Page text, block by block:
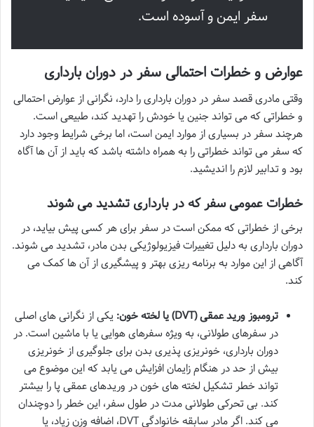
سفر ایمن و آسوده است.
عوارض و خطرات احتمالی سفر در دوران بارداری
وقتی مادری قصد سفر در دوران بارداری را دارد، نگرانی از عوارض احتمالی
و خطراتی که می تواند جنین یا خودش را تهدید کند، طبیعی است.
هرچند سفر در بسیاری از موارد ایمن است، اما برخی شرایط وجود دارد
که سفر می تواند خطراتی را به همراه داشته باشد که باید از آن ها آگاه
بود و تدابیر لازم را اندیشید.
خطرات عمومی سفر که در بارداری تشدید می شوند
برخی از خطراتی که ممکن است در سفر برای هر کسی پیش بیاید، در
دوران بارداری به دلیل تغییرات فیزیولوژیکی بدن مادر، تشدید می شوند.
آگاهی از این موارد به برنامه ریزی بهتر و پیشگیری از آن ها کمک می
کند.
ترومبوز ورید عمقی (DVT) یا لخته خون:
یکی از نگرانی های اصلی
در سفرهای طولانی، به ویژه سفرهای هوایی یا با ماشین است. در
دوران بارداری، خونریزی پذیری بدن برای جلوگیری از خونریزی
بیش از حد در هنگام زایمان افزایش می یابد که این موضوع می
تواند خطر تشکیل لخته های خون در وریدهای عمقی پا را بیشتر
کند. بی تحرکی طولانی مدت در طول سفر، این خطر را دوچندان
می کند. اگر مادر سابقه خانوادگی DVT، اضافه وزن زیاد، یا